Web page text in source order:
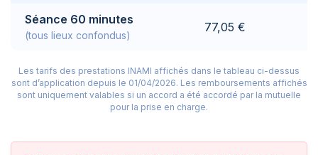
Séance 60 minutes
(tous lieux confondus)
77,05 €
Les tarifs des prestations INAMI affichés dans le tableau ci-dessus
sont d’application depuis le 01/04/2026. Les remboursements affichés
sont uniquement valables si un accord a été accordé par la mutuelle
pour la prise en charge.